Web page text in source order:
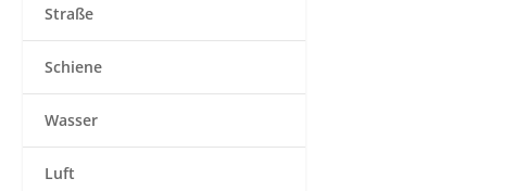
Straße
Schiene
Wasser
Luft